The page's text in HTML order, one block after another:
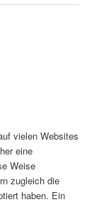
vielen Websites
eine
Weise
zugleich die
haben. Ein